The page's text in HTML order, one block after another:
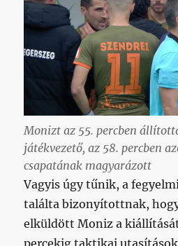
Monizt az 55. percben
játékvezető, az 58. percben
csapatának magyarázott
Vagyis úgy tűnik, a
találta bizonyítottnak,
elküldött Moniz a